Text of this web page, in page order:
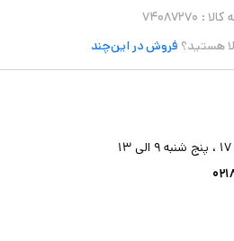
کالا : ۷۴۰۸۷۲۷۰
هستید؟ فروش در این‌چند